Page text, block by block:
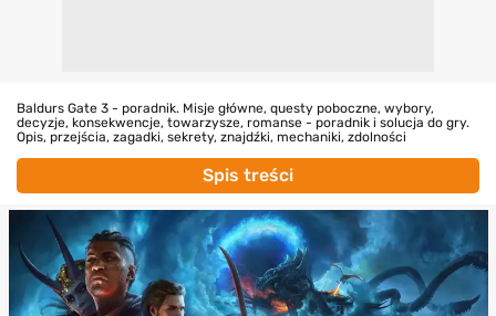
Baldurs Gate 3 - poradnik. Misje główne, questy poboczne, wybory,
decyzje, konsekwencje, towarzysze, romanse - poradnik i solucja do gry.
Opis, przejścia, zagadki, sekrety, znajdźki, mechaniki, zdolności
Spis treści